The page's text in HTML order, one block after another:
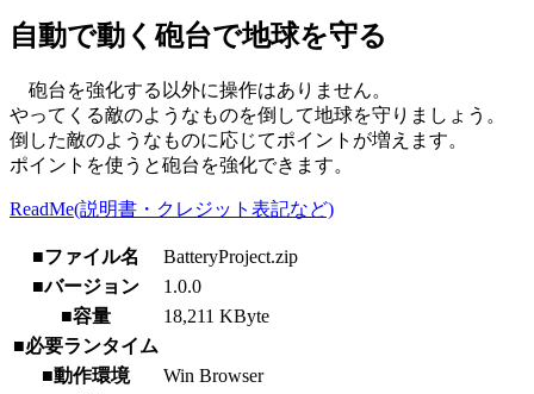
自動で動く砲台で地球を守る
砲台を強化する以外に操作はありません。
やってくる敵のようなものを倒して地球を守りましょう。
倒した敵のようなものに応じてポイントが増えます。
ポイントを使うと砲台を強化できます。
ReadMe(説明書・クレジット表記など)
■ファイル名
BatteryProject.zip
■バージョン
1.0.0
■容量
18,211 KByte
■必要ランタイム
■動作環境
Win Browser